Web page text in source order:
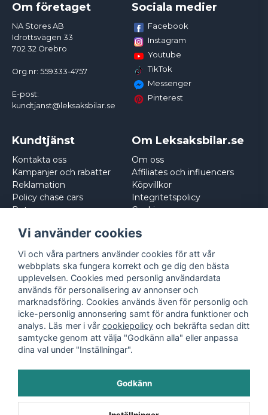
Om företaget
NA Stores AB
Idrottsvägen 33
702 32 Örebro
Org.nr: 559333-4757
E-post:
kundtjanst@leksaksbilar.se
Sociala medier
Facebook
Instagram
Youtube
TikTok
Messenger
Pinterest
Kundtjänst
Kontakta oss
Kampanjer och rabatter
Reklamation
Policy chase cars
Returnera
Om Leksaksbilar.se
Om oss
Affiliates och influencers
Köpvillkor
Integritetspolicy
Cookies
Vi använder cookies
Vi och våra partners använder cookies för att vår
webbplats ska fungera korrekt och ge dig den bästa
upplevelsen. Cookies med personlig användardata
används för personalisering av annonser och
marknadsföring. Cookies används även för personlig och
icke-personlig annonsering samt för andra funktioner och
analys. Läs mer i vår cookiepolicy och bekräfta sedan ditt
samtycke genom att välja "Godkänn alla" eller anpassa
dina val under "Inställningar".
Godkänn